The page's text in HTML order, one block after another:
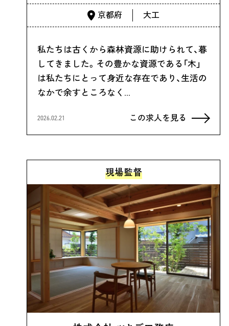
京都府 大工
私たちは古くから森林資源に助けられて、暮
してきました。その豊かな資源である「木」
は私たちにとって身近な存在であり、生活の
なかで余すところなく…
2026.02.21 この求人を見る
現場監督